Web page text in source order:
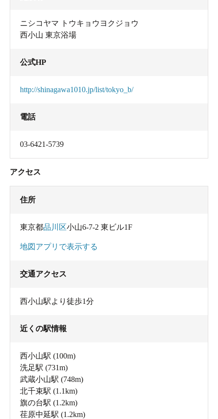
ニシコヤマ トウキョウヨクジョウ
西小山 東京浴場
公式HP
http://shinagawa1010.jp/list/tokyo_b/
電話
03-6421-5739
アクセス
住所
東京都品川区小山6-7-2 東ビル1F
地図アプリで表示する
交通アクセス
西小山駅より徒歩1分
近くの駅情報
西小山駅 (100m)
洗足駅 (731m)
武蔵小山駅 (748m)
北千束駅 (1.1km)
旗の台駅 (1.2km)
荏原中延駅 (1.2km)